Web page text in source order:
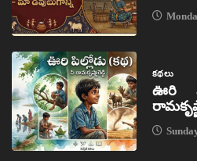
కథలు
ఊరి